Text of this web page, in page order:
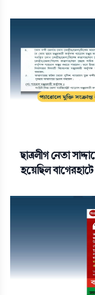
ছাত্রলীগ নেতা
হয়েছিল বাগেরহাটে